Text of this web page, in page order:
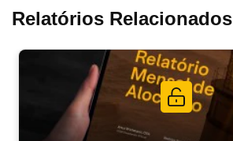
Relatórios Relacionados